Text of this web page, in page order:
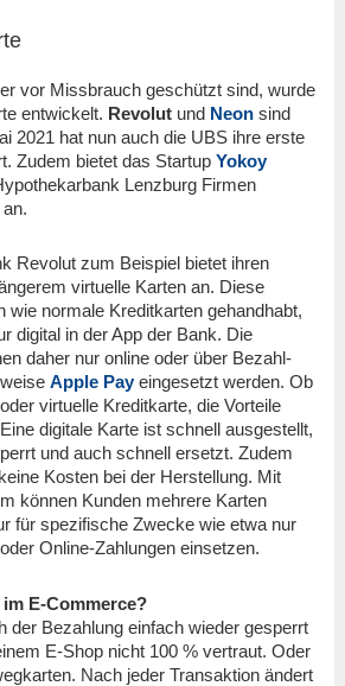
vor Missbrauch geschützt sind, wurde
entwickelt. Revolut und Neon sind
2021 hat nun auch die UBS ihre erste
Zudem bietet das Startup Yokoy
Lenzburg Firmen
Revolut zum Beispiel bietet ihren
virtuelle Karten an. Diese
wie normale Kreditkarten gehandhabt,
digital in der App der Bank. Die
daher nur online oder über Bezahl-
Apple Payeingesetzt werden. Ob
virtuelle Kreditkarte, die Vorteile
digitale Karte ist schnell ausgestellt,
und auch schnell ersetzt. Zudem
Kosten bei der Herstellung. Mit
können Kunden mehrere Karten
für spezifische Zwecke wie etwa nur
Online-Zahlungen einsetzen.
E-Commerce?
der Bezahlung einfach wieder gesperrt
E-Shop nicht 100 % vertraut. Oder
Nach jeder Transaktion ändert